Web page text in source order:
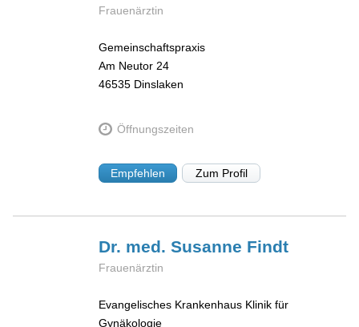
Frauenärztin
Gemeinschaftspraxis
Am Neutor 24
46535 Dinslaken
Öffnungszeiten
Empfehlen Zum Profil
Dr. med. Susanne Findt
Frauenärztin
Evangelisches Krankenhaus Klinik für
Gynäkologie